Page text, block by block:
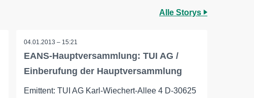
Alle Storys
04.01.2013 – 15:21
EANS-Hauptversammlung: TUI AG /
Einberufung der Hauptversammlung
Emittent: TUI AG Karl-Wiechert-Allee 4 D-30625